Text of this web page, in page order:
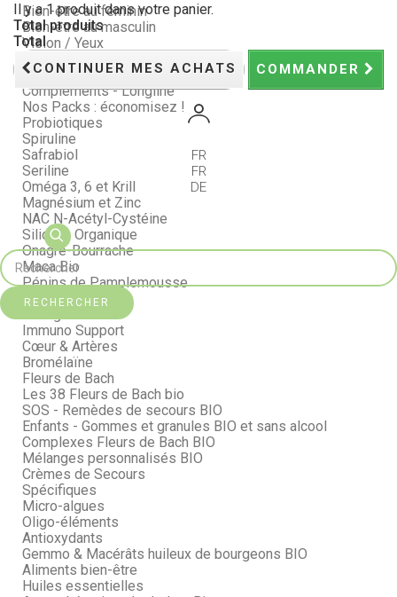
Il y a 1 produit dans votre panier.
Total produits
Total
CONTINUER MES ACHATS COMMANDER
FR
FR
DE
RECHERCHER
Bien-être au féminin
Bien-être au masculin
Vision / Yeux
Peau, Ongles et Cheveux
Articulations
Compléments - Longline
Nos Packs : économisez !
Probiotiques
Spiruline
Safrabiol
Seriline
Oméga 3, 6 et Krill
Magnésium et Zinc
NAC N-Acétyl-Cystéine
Silicium Organique
Onagre-Bourrache
Maca Bio
Pépins de Pamplemousse
Curcuma Bio
Immuno Support
Cœur & Artères
Bromélaïne
Fleurs de Bach
Les 38 Fleurs de Bach bio
SOS - Remèdes de secours BIO
Enfants - Gommes et granules BIO et sans alcool
Complexes Fleurs de Bach BIO
Mélanges personnalisés BIO
Crèmes de Secours
Spécifiques
Micro-algues
Oligo-éléments
Antioxydants
Gemmo & Macérâts huileux de bourgeons BIO
Aliments bien-être
Huiles essentielles